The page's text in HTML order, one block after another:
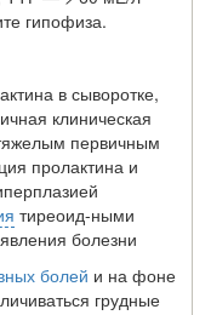
гипофиза.
в сыворотке,
клиническая
первичным
пролактина и
тиреоид-ными
болезни
болей и на фоне
грудные